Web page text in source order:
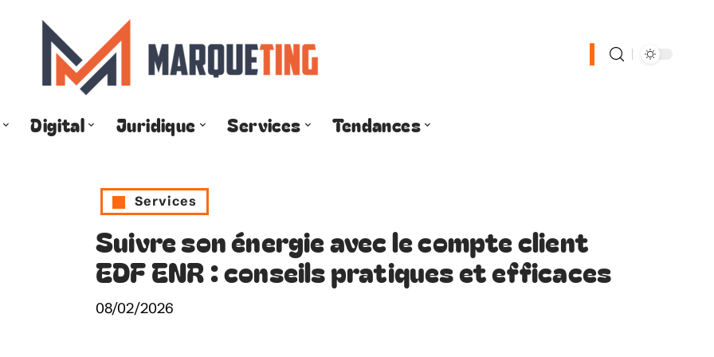
Digital Juridique Services Tendances
Services
Suivre son énergie avec le compte client
EDF ENR : conseils pratiques et efficaces
08/02/2026